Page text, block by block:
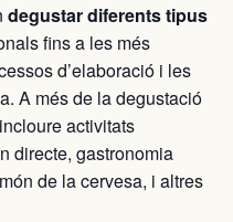
degustar diferents tipus
fins a les més
d’elaboració i les
A més de la degustació
activitats
directe, gastronomia
de la cervesa, i altres